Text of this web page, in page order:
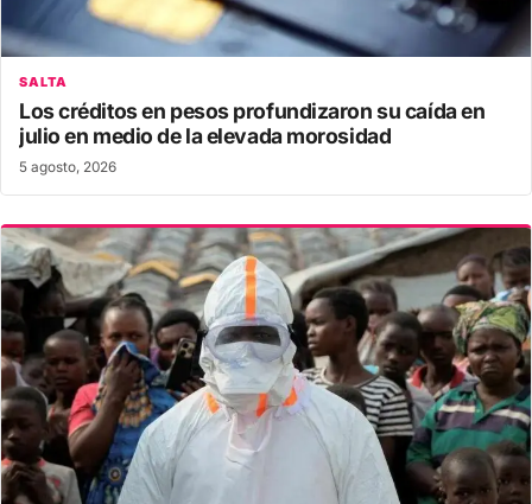
SALTA
Los créditos en pesos profundizaron su caída en
julio en medio de la elevada morosidad
5 agosto, 2026